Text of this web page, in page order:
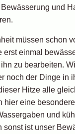
und
müssen schon
erst einmal
zu bearbeiten.
noch der Dinge in
Hitze alle
hier eine
und
sonst ist unser